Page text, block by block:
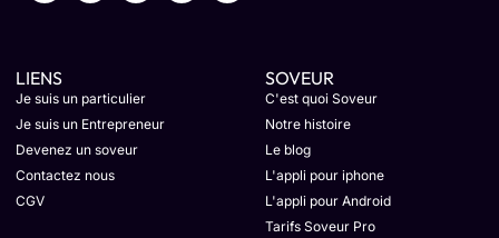
LIENS
Je suis un particulier
Je suis un Entrepreneur
Devenez un soveur
Contactez nous
CGV
SOVEUR
C'est quoi Soveur
Notre histoire
Le blog
L'appli pour iphone
L'appli pour Android
Tarifs Soveur Pro